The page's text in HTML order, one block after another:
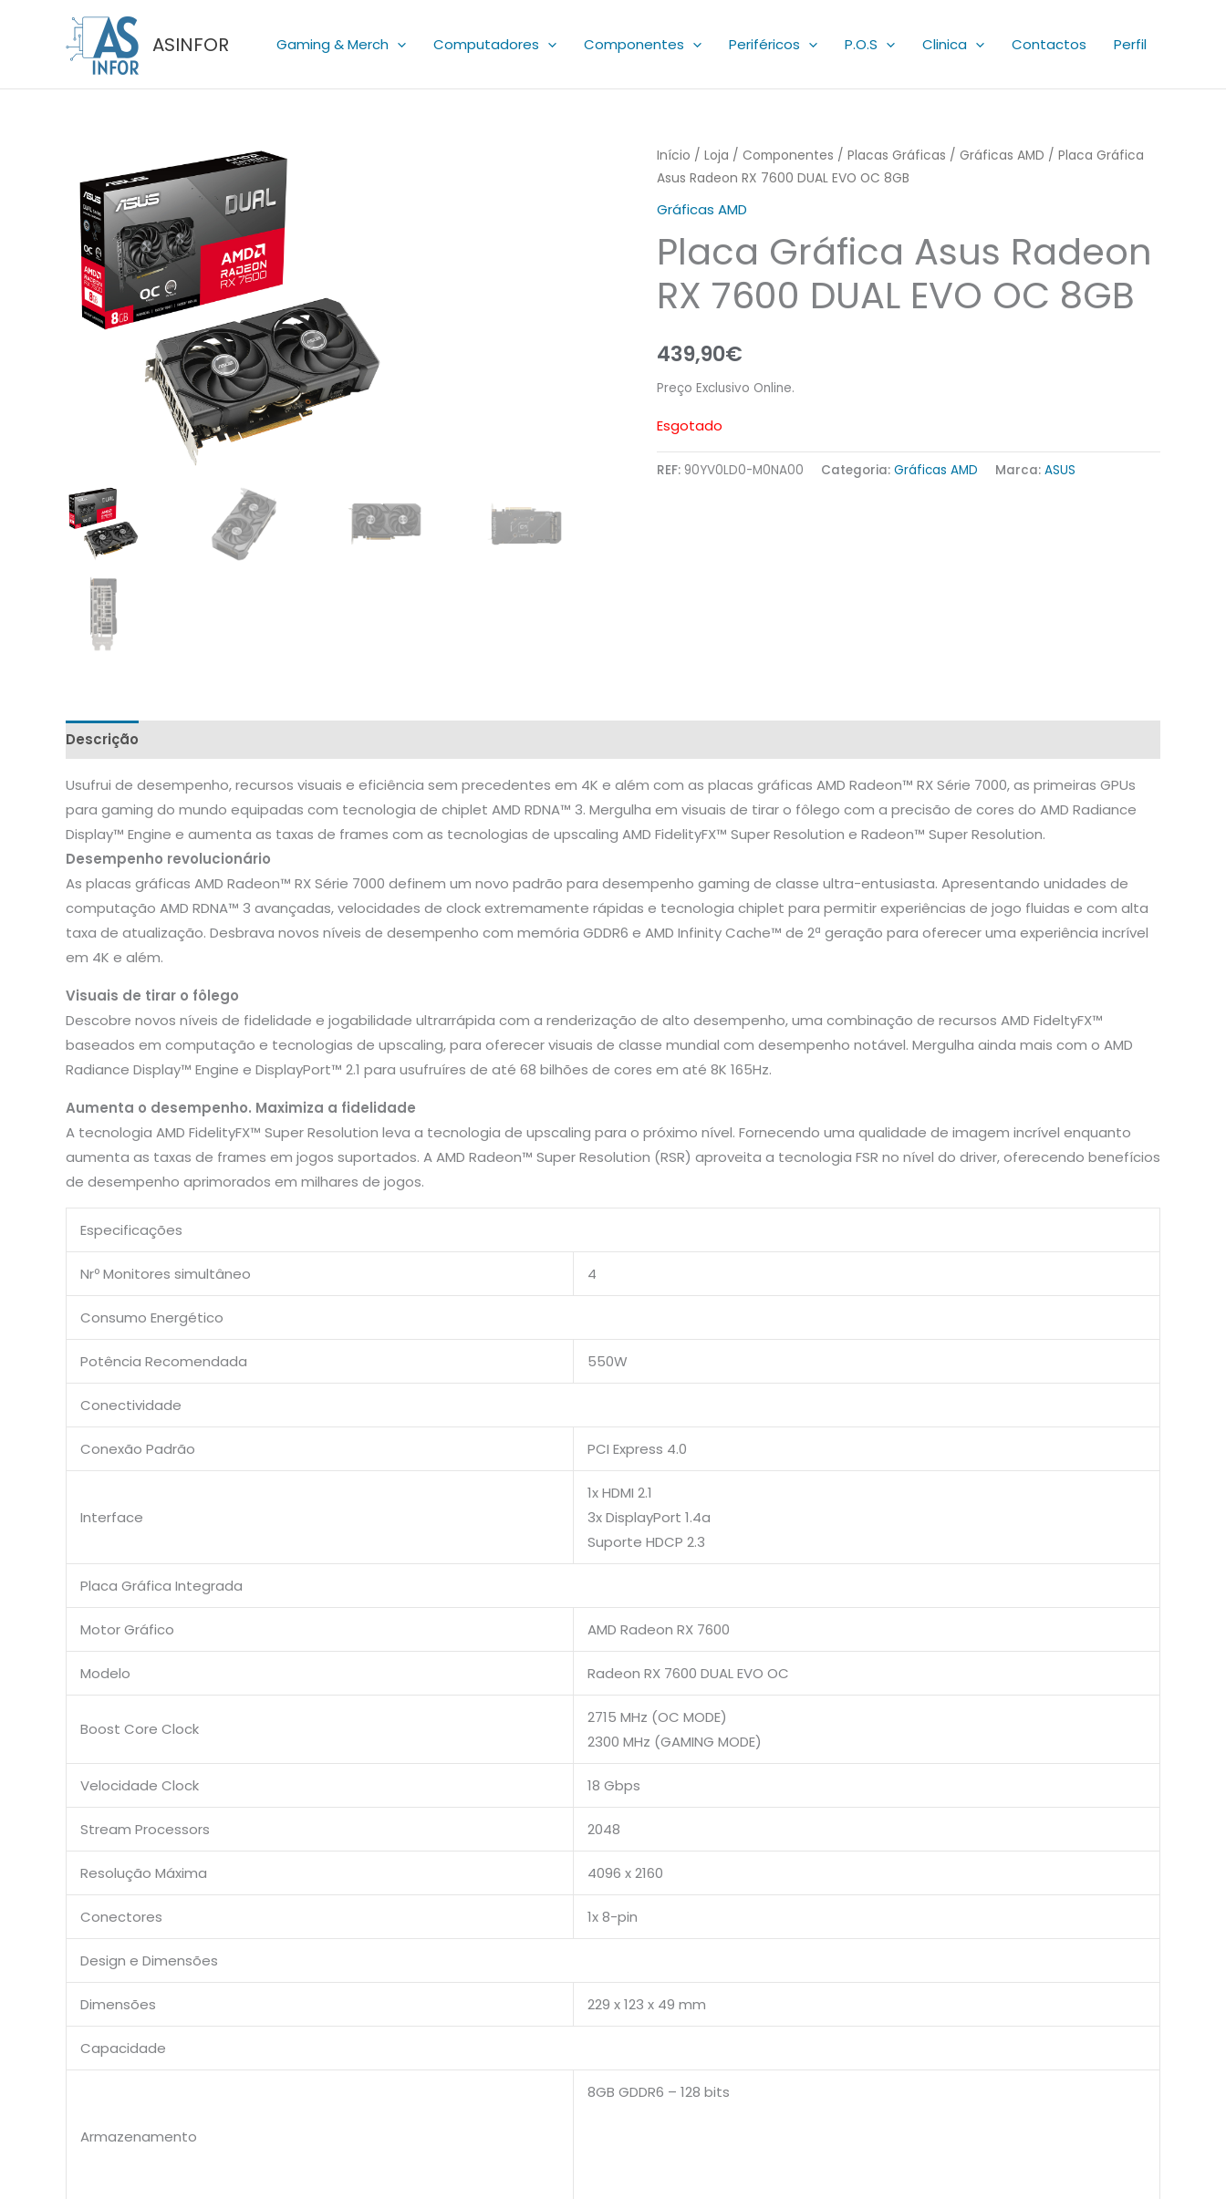
ASINFOR Gaming & Merch Computadores Componentes Periféricos P.O.S Clinica Contactos Perfil
Início / Loja / Componentes / Placas Gráficas / Gráficas AMD / Placa Gráfica
Asus Radeon RX 7600 DUAL EVO OC 8GB
Gráficas AMD
Placa Gráfica Asus Radeon
RX 7600 DUAL EVO OC 8GB
439,90€
Preço Exclusivo Online.
Esgotado
REF: 90YV0LD0-M0NA00 Categoria: Gráficas AMD Marca: ASUS
Descrição
Usufrui de desempenho, recursos visuais e eficiência sem precedentes em 4K e além com as placas gráficas AMD Radeon™ RX Série 7000, as primeiras GPUs
para gaming do mundo equipadas com tecnologia de chiplet AMD RDNA™ 3. Mergulha em visuais de tirar o fôlego com a precisão de cores do AMD Radiance
Display™ Engine e aumenta as taxas de frames com as tecnologias de upscaling AMD FidelityFX™ Super Resolution e Radeon™ Super Resolution.
Desempenho revolucionário
As placas gráficas AMD Radeon™ RX Série 7000 definem um novo padrão para desempenho gaming de classe ultra-entusiasta. Apresentando unidades de
computação AMD RDNA™ 3 avançadas, velocidades de clock extremamente rápidas e tecnologia chiplet para permitir experiências de jogo fluidas e com alta
taxa de atualização. Desbrava novos níveis de desempenho com memória GDDR6 e AMD Infinity Cache™ de 2ª geração para oferecer uma experiência incrível
em 4K e além.
Visuais de tirar o fôlego
Descobre novos níveis de fidelidade e jogabilidade ultrarrápida com a renderização de alto desempenho, uma combinação de recursos AMD FideltyFX™
baseados em computação e tecnologias de upscaling, para oferecer visuais de classe mundial com desempenho notável. Mergulha ainda mais com o AMD
Radiance Display™ Engine e DisplayPort™ 2.1 para usufruíres de até 68 bilhões de cores em até 8K 165Hz.
Aumenta o desempenho. Maximiza a fidelidade
A tecnologia AMD FidelityFX™ Super Resolution leva a tecnologia de upscaling para o próximo nível. Fornecendo uma qualidade de imagem incrível enquanto
aumenta as taxas de frames em jogos suportados. A AMD Radeon™ Super Resolution (RSR) aproveita a tecnologia FSR no nível do driver, oferecendo benefícios
de desempenho aprimorados em milhares de jogos.
Especificações
Nrº Monitores simultâneo 4
Consumo Energético
Potência Recomendada 550W
Conectividade
Conexão Padrão PCI Express 4.0
Interface
1x HDMI 2.1
3x DisplayPort 1.4a
Suporte HDCP 2.3
Placa Gráfica Integrada
Motor Gráfico AMD Radeon RX 7600
Modelo Radeon RX 7600 DUAL EVO OC
Boost Core Clock
2715 MHz (OC MODE)
2300 MHz (GAMING MODE)
Velocidade Clock 18 Gbps
Stream Processors 2048
Resolução Máxima 4096 x 2160
Conectores 1x 8-pin
Design e Dimensões
Dimensões 229 x 123 x 49 mm
Capacidade
Armazenamento
8GB GDDR6 – 128 bits